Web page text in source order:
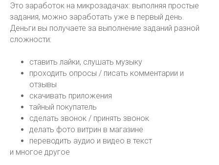
Это заработок на микрозадачах: выполняя простые
задания, можно заработать уже в первый день.
Деньги вы получаете за выполнение заданий разной
сложности:
ставить лайки, слушать музыку
проходить опросы / писать комментарии и
отзывы
скачивать приложения
тайный покупатель
сделать звонок / принять звонок
делать фото витрин в магазине
переводить аудио и видео в текст
и многое другое